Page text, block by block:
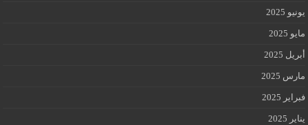
يونيو 2025
مايو 2025
أبريل 2025
مارس 2025
فبراير 2025
يناير 2025